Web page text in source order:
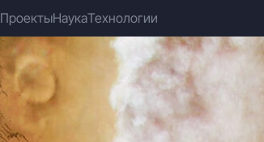
ПроектыНаукаТехнологии